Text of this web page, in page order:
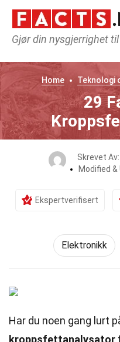
Gjør din nysgjerrighet
Home Teknologi
29
Skrevet Av:
Modified &
Ekspertverifisert
Elektronikk
Har du noen gang lurt
kroppsfettanalysator